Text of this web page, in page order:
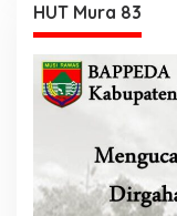
HUT Mura 83